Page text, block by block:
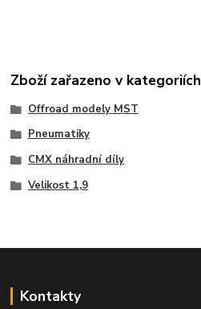
Zboží zařazeno v kategoriích
Offroad modely MST
Pneumatiky
CMX náhradní díly
Velikost 1,9
Kontakty